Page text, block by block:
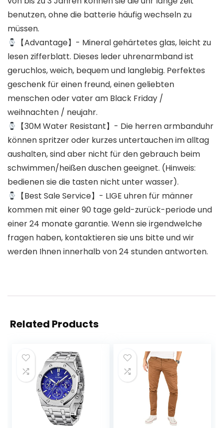
benutzen, ohne die batterie häufig wechseln zu
müssen.
【Advantage】- Mineral gehärtetes glas, leicht zu
lesen zifferblatt. Dieses leder uhrenarmband ist
geruchlos, weich, bequem und langlebig. Perfektes
geschenk für einen freund, einen geliebten
menschen oder vater am Black Friday /
weihnachten / neujahr.
【30M Water Resistant】- Die herren armbanduhr
können spritzer oder kurzes untertauchen im alltag
aushalten, sind aber nicht für den gebrauch beim
schwimmen/heißen duschen geeignet. (Hinweis:
bedienen sie die tasten nicht unter wasser).
【Best Sale Service】- LIGE uhren für männer
kommen mit einer 90 tage geld-zurück-periode und
einer 24 monate garantie. Wenn sie irgendwelche
fragen haben, kontaktieren sie uns bitte und wir
werden Ihnen innerhalb von 24 stunden antworten.
Related Products